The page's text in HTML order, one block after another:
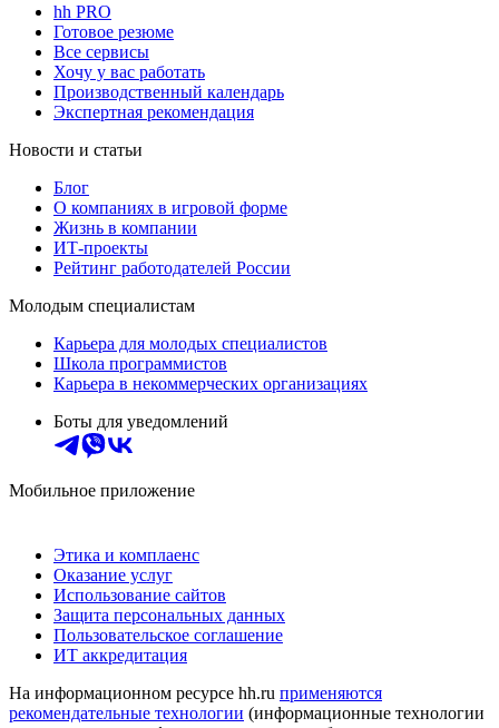
hh PRO
Готовое резюме
Все сервисы
Хочу у вас работать
Производственный календарь
Экспертная рекомендация
Новости и статьи
Блог
О компаниях в игровой форме
Жизнь в компании
ИТ-проекты
Рейтинг работодателей России
Молодым специалистам
Карьера для молодых специалистов
Школа программистов
Карьера в некоммерческих организациях
Боты для уведомлений
Мобильное приложение
Этика и комплаенс
Оказание услуг
Использование сайтов
Защита персональных данных
Пользовательское соглашение
ИТ аккредитация
На информационном ресурсе hh.ru применяются
рекомендательные технологии (информационные технологии